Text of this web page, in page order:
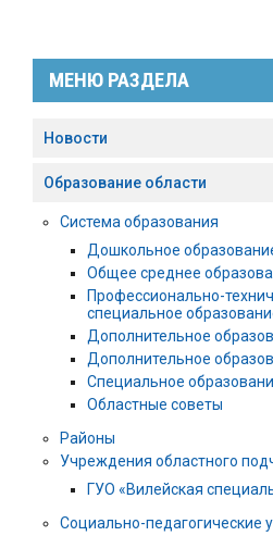
МЕНЮ РАЗДЕЛА
Новости
Образование области
Система образования
Дошкольное
Общее среднее
Профессионально-
специальное
Дополнительное
Дополнительное
Специальное
Областные советы
Районы
Учреждения областного
ГУО «Вилейская
Социально-педагогические